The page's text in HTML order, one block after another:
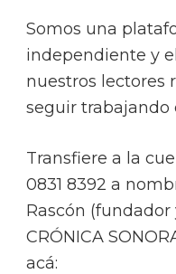
Somos una
independiente y
nuestros lectores
seguir trabajando
Transfiere a la
0831 8392 a
Rascón
CRÓNICA
acá: